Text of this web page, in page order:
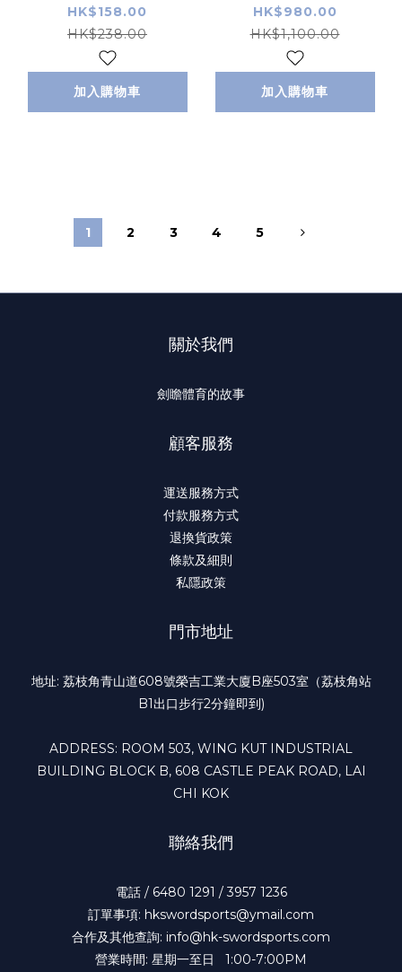
系列 (30包/盒) 穀物 /
朱古力味
HK$158.00
HK$238.00
加入購物車
羽毛球/網球 球拍袋6
HK$980.00
HK$1,100.00
加入購物車
1 2 3 4 5
關於我們
劍瞻體育的故事
顧客服務
運送服務方式
付款服務方式
退換貨政策
條款及細則
私隱政策
門市地址
地址: 荔枝角青山道608號榮吉工業大廈B座503室（荔枝角站
B1出口步行2分鐘即到)
ADDRESS: ROOM 503, WING KUT INDUSTRIAL
BUILDING BLOCK B, 608 CASTLE PEAK ROAD, LAI
CHI KOK
聯絡我們
電話 / 6480 1291 / 3957 1236
訂單事項: hkswordsports@ymail.com
合作及其他查詢: info@hk-swordsports.com
營業時間: 星期一至日 1:00-7:00PM